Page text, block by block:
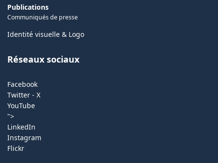
Publications
Communiqués de presse
Identité visuelle & Logo
Réseaux sociaux
Facebook
Twitter - X
YouTube
">
LinkedIn
Instagram
Flickr